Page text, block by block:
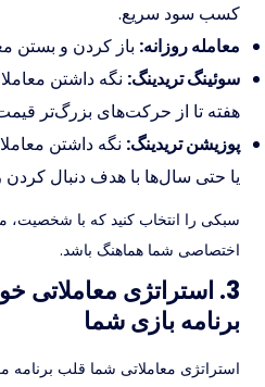
کسب سود سریع.
معامله روزانه: باز کردن و بستن
سوئینگ تریدینگ: نگه داشتن
هفته تا از حرکت‌های بزرگ‌تر
پوزیشن تریدینگ: نگه داشتن
یا حتی سال‌ها با هدف دنبال کردن
سبکی را انتخاب کنید که با
اختصاصی شما هماهنگ باشد.
3. استراتژی معاملاتی
برنامه بازی شما
استراتژی معاملاتی شما قلب برنامه